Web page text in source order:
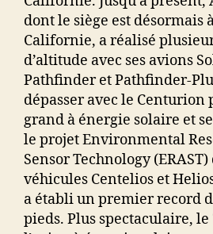
dont le siège est désormais
Californie, a réalisé
d’altitude avec ses avions
Pathfinder et Pathfinder-
dépasser avec le Centurion
grand à énergie solaire et
le projet Environmental
Sensor Technology
véhicules Centelios et
a établi un premier record
pieds. Plus spectaculaire,